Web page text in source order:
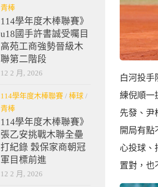
白河投手
練倪順一
先發、尹
開局有
心投球、
置對，也
青棒
114學年度木棒聯賽》
u18國手許書誠受囑目
高苑工商強勢晉級木
聯第二階段
12 2 月, 2026
114學年度木棒聯賽 / 棒球 /
青棒
114學年度木棒聯賽》
張乙安挑戰木聯全壘
打紀錄 穀保家商朝冠
軍目標前進
12 2 月, 2026